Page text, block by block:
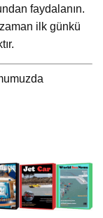
faydalanın.
ilk günkü